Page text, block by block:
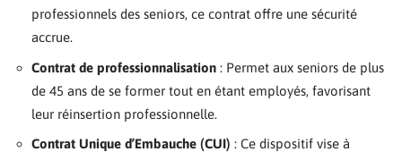
professionnels des seniors, ce contrat offre une sécurité
accrue.
Contrat de professionnalisation : Permet aux seniors de plus
de 45 ans de se former tout en étant employés, favorisant
leur réinsertion professionnelle.
Contrat Unique d’Embauche (CUI) : Ce dispositif vise à